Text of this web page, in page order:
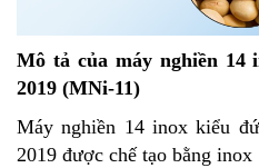
Mô tả của máy nghiền 14
2019 (MNi-11)
Máy nghiền 14 inox kiểu
2019 được chế tạo bằng